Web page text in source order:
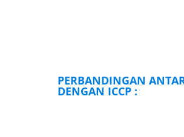
PERBANDINGAN
DENGAN ICCP :